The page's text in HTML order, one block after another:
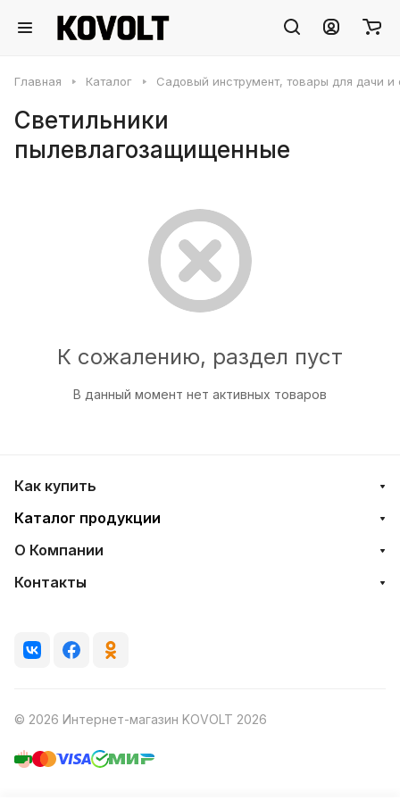
Главная Каталог Садовый инструмент, товары для дачи и
Светильники
пылевлагозащищенные
К сожалению, раздел пуст
В данный момент нет активных товаров
Как купить
Каталог продукции
О Компании
Контакты
© 2026 Интернет-магазин KOVOLT 2026